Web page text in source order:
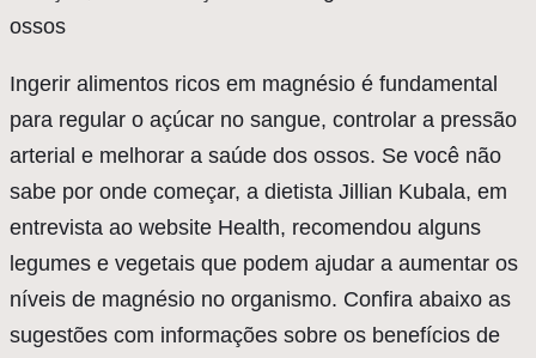
ossos
Ingerir alimentos ricos em magnésio é fundamental
para regular o açúcar no sangue, controlar a pressão
arterial e melhorar a saúde dos ossos. Se você não
sabe por onde começar, a dietista Jillian Kubala, em
entrevista ao website Health, recomendou alguns
legumes e vegetais que podem ajudar a aumentar os
níveis de magnésio no organismo. Confira abaixo as
sugestões com informações sobre os benefícios de